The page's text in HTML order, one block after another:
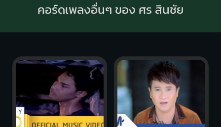
คอร์ดเพลงอื่นๆ ของ ศร สินชัย